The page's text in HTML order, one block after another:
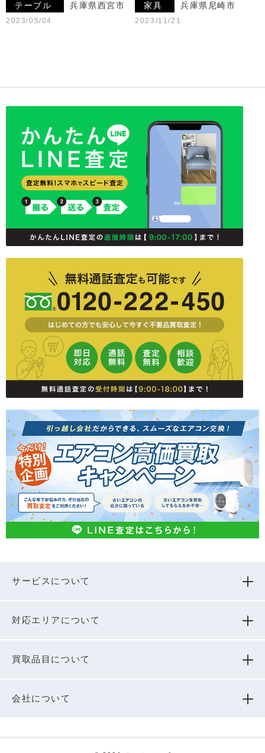
テーブル 兵庫県西宮市
2023/05/04
家具 兵庫県尼崎市
2023/11/21
サービスについて
対応エリアについて
買取品⽬について
会社について